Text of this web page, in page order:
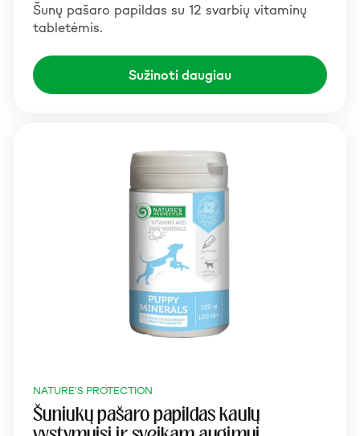
Šunų pašaro papildas su 12 svarbių vitaminų
tabletėmis.
Sužinoti daugiau
NATURE'S PROTECTION
Šuniukų pašaro papildas kaulų